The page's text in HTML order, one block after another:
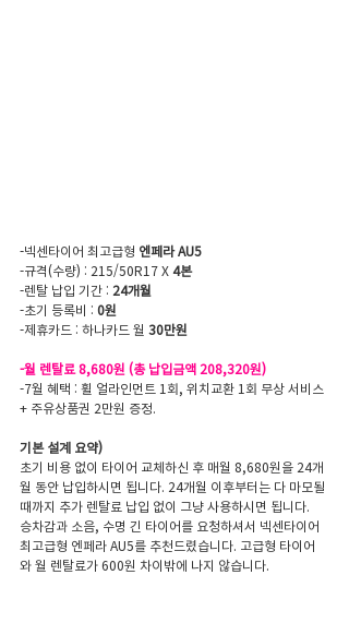
-넥센타이어 최고급형 엔페라 AU5
-규격(수량) : 215/50R17 X 4본
-렌탈 납입 기간 : 24개월
-초기 등록비 : 0원
-제휴카드 : 하나카드 월 30만원
-월 렌탈료 8,680원 (총 납입금액 208,320원)
-7월 혜택 : 휠 얼라인먼트 1회, 위치교환 1회 무상 서비스
+ 주유상품권 2만원 증정.
기본 설계 요약)
초기 비용 없이 타이어 교체하신 후 매월 8,680원을 24개
월 동안 납입하시면 됩니다. 24개월 이후부터는 다 마모될
때까지 추가 렌탈료 납입 없이 그냥 사용하시면 됩니다.
승차감과 소음, 수명 긴 타이어를 요청하셔서 넥센타이어
최고급형 엔페라 AU5를 추천드렸습니다. 고급형 타이어
와 월 렌탈료가 600원 차이밖에 나지 않습니다.